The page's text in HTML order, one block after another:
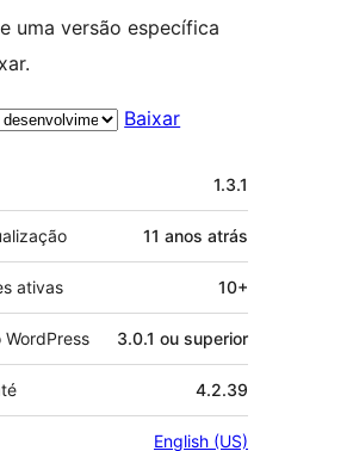
uma versão específica
Baixar
1.3.1
11 anos atrás
ativas 10+
WordPress 3.0.1 ou superior
4.2.39
English (US)